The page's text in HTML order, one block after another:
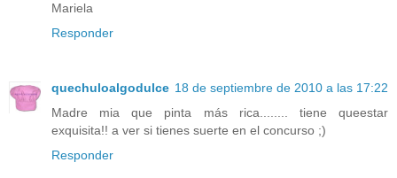
Mariela
Responder
quechuloalgodulce 18 de septiembre de 2010 a las 17:22
Madre mia que pinta más rica........ tiene queestar
exquisita!! a ver si tienes suerte en el concurso ;)
Responder